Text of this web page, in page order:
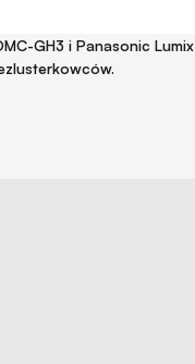
GH3 i Panasonic Lumix